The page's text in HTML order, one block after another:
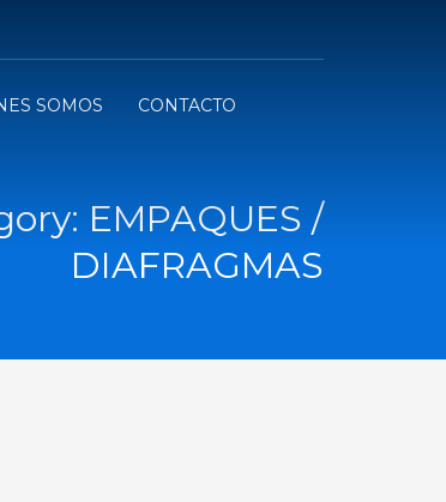
SOMOS CONTACTO
EMPAQUES /
DIAFRAGMAS